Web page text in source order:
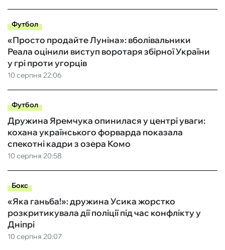
Футбол
10 серпня 22:06
«Просто продайте Луніна»: вболівальники
Реала оцінили виступ воротаря збірної України
у грі проти угорців
Футбол
10 серпня 20:58
Дружина Яремчука опинилася у центрі уваги:
кохана українського форварда показала
спекотні кадри з озера Комо
Бокс
10 серпня 20:07
«Яка ганьба!»: дружина Усика жорстко
розкритикувала дії поліції під час конфлікту у
Дніпрі